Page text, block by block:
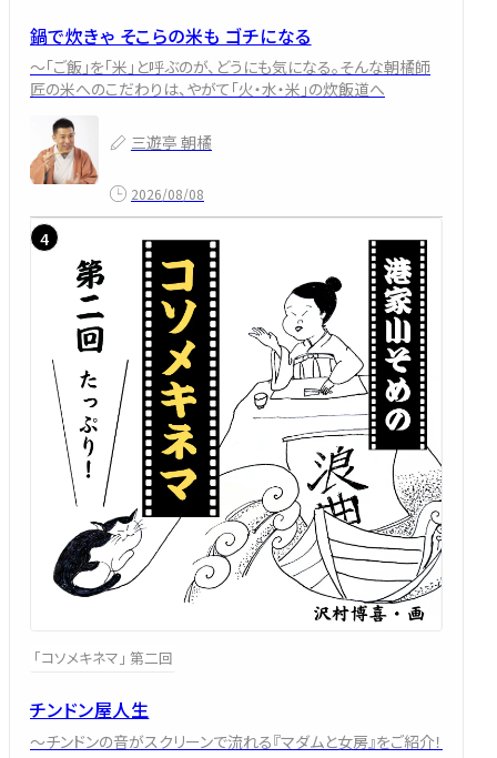
鍋で炊きゃ そこらの米も ゴチになる
～「ご飯」を「米」と呼ぶのが、どうにも気になる。そんな朝橘師
匠の米へのこだわりは、やがて「火・水・米」の炊飯道へ
三遊亭 朝橘
2026/08/08
「コソメキネマ」 第二回
チンドン屋人生
～チンドンの音がスクリーンで流れる『マダムと女房』をご紹介！